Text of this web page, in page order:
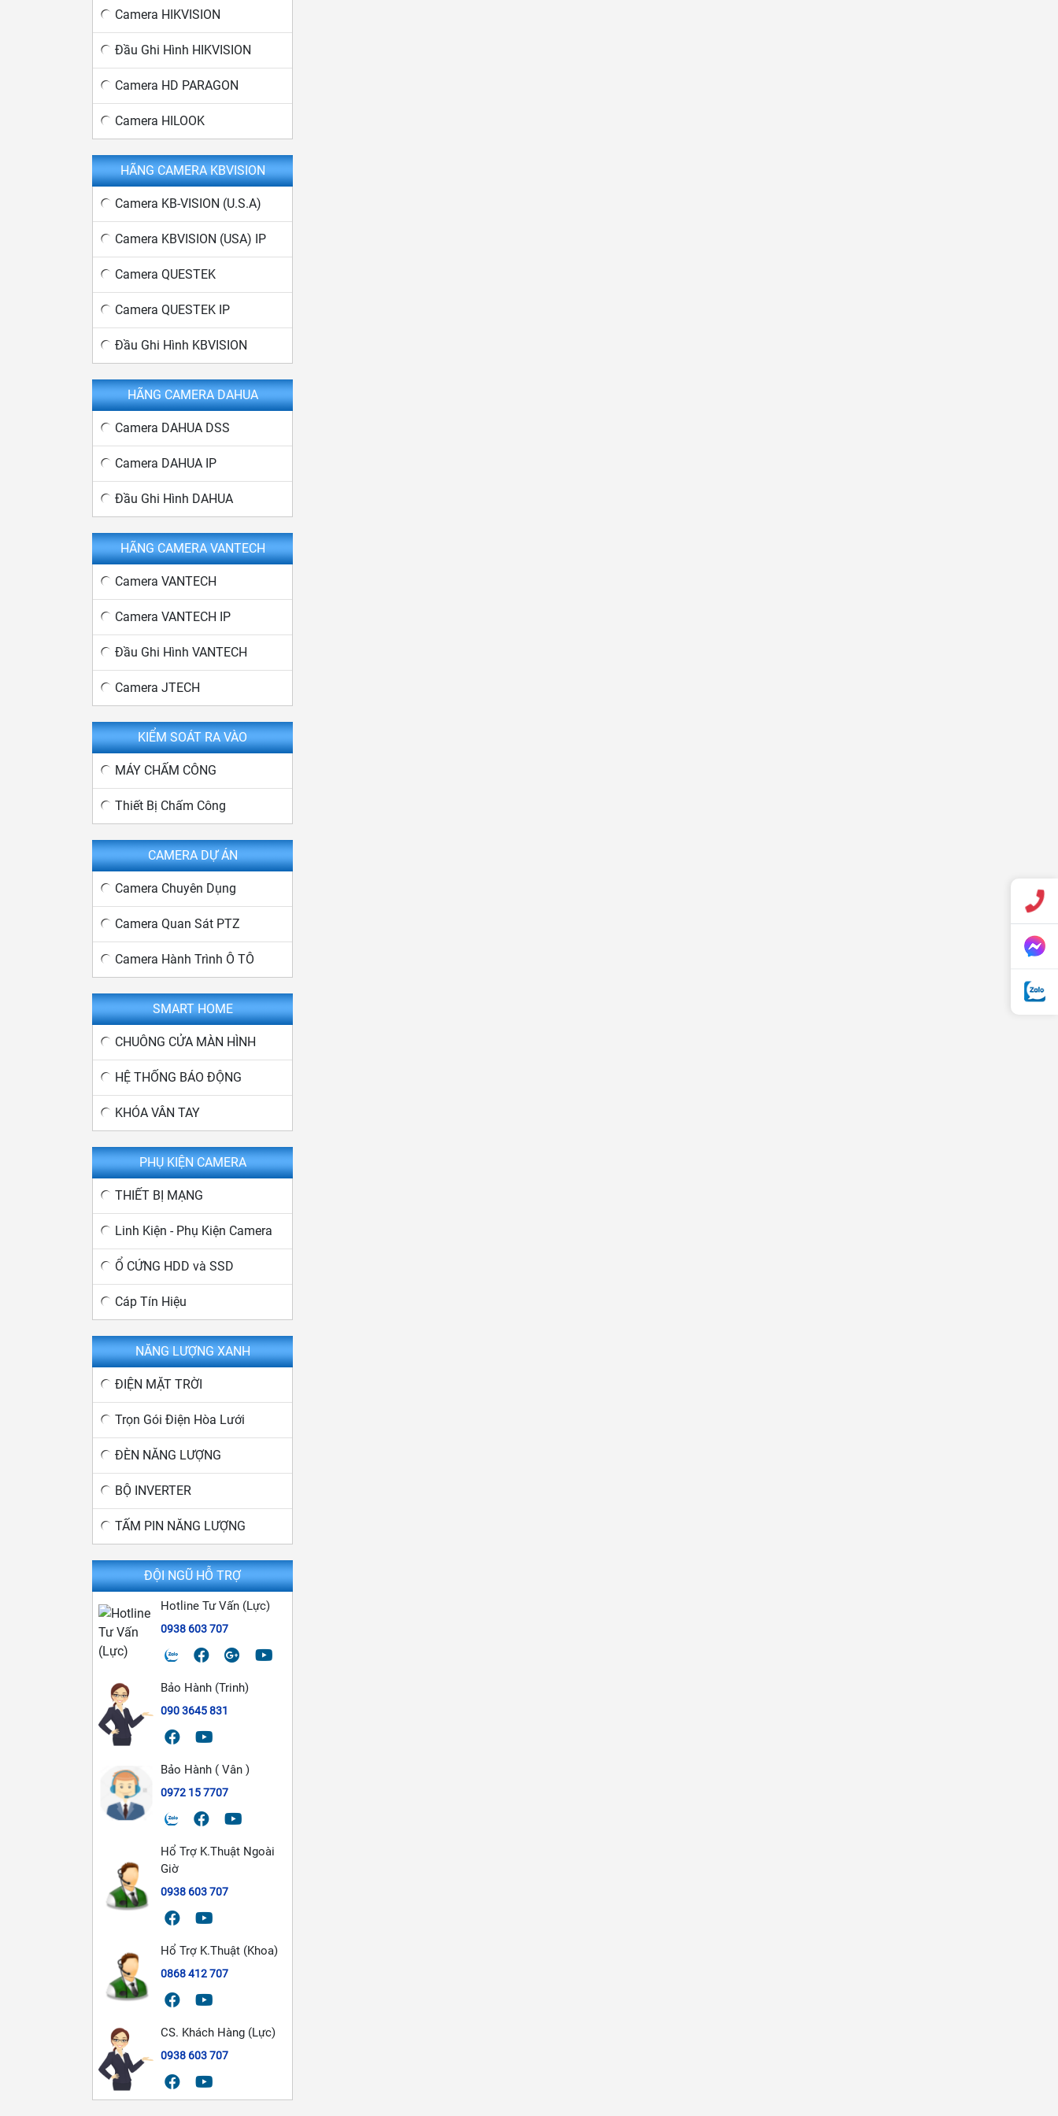
Camera HIKVISION
Đầu Ghi Hình HIKVISION
Camera HD PARAGON
Camera HILOOK
HÃNG CAMERA KBVISION
Camera KB-VISION (U.S.A)
Camera KBVISION (USA) IP
Camera QUESTEK
Camera QUESTEK IP
Đầu Ghi Hình KBVISION
HÃNG CAMERA DAHUA
Camera DAHUA DSS
Camera DAHUA IP
Đầu Ghi Hình DAHUA
HÃNG CAMERA VANTECH
Camera VANTECH
Camera VANTECH IP
Đầu Ghi Hình VANTECH
Camera JTECH
KIỂM SOÁT RA VÀO
MÁY CHẤM CÔNG
Thiết Bị Chấm Công
CAMERA DỰ ÁN
Camera Chuyên Dụng
Camera Quan Sát PTZ
Camera Hành Trình Ô TÔ
SMART HOME
CHUÔNG CỬA MÀN HÌNH
HỆ THỐNG BÁO ĐỘNG
KHÓA VÂN TAY
PHỤ KIỆN CAMERA
THIẾT BỊ MẠNG
Linh Kiện - Phụ Kiện Camera
Ổ CỨNG HDD và SSD
Cáp Tín Hiệu
NĂNG LƯỢNG XANH
ĐIỆN MẶT TRỜI
Trọn Gói Điện Hòa Lưới
ĐÈN NĂNG LƯỢNG
BỘ INVERTER
TẤM PIN NĂNG LƯỢNG
ĐỘI NGŨ HỖ TRỢ
Hotline Tư Vấn (Lực)
0938 603 707
Bảo Hành (Trinh)
090 3645 831
Bảo Hành ( Vân )
0972 15 7707
Hổ Trợ K.Thuật Ngoài
Giờ
0938 603 707
Hổ Trợ K.Thuật (Khoa)
0868 412 707
CS. Khách Hàng (Lực)
0938 603 707